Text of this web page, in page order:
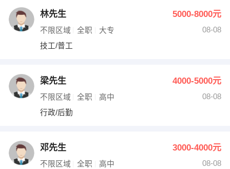
林先生 5000-8000元
不限区域 全职 大专
08-08
技工/普工
梁先生 4000-5000元
不限区域 全职 高中
08-08
行政/后勤
邓先生 3000-4000元
不限区域 全职 高中
08-08